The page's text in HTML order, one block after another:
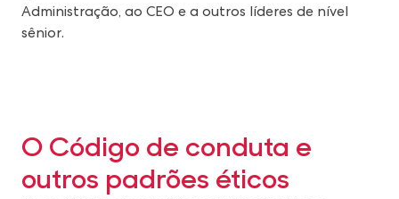
Administração, ao CEO e a outros líderes de nível
sênior.
O Código de conduta e
outros padrões éticos